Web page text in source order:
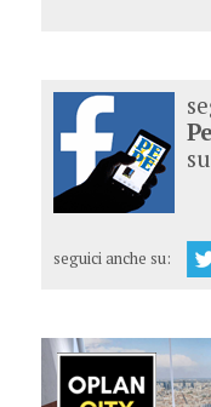
seguici anche su: